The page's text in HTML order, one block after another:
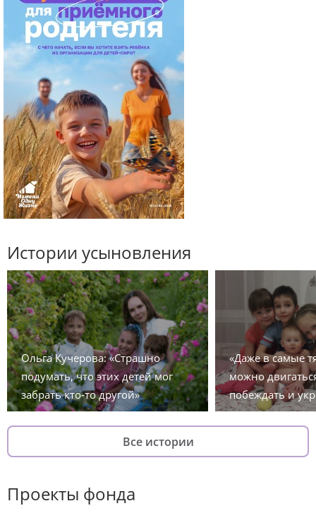
Истории усыновления
Ольга Кучерова: «Страшно
подумать, что этих детей мог
забрать кто-то другой»
«Даже в самые
можно
побеждать и
Все истории
Проекты фонда